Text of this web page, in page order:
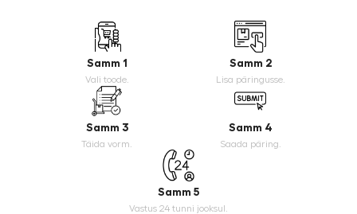
Samm 1
Vali toode.
Samm 2
Lisa päringusse.
Samm 3
Täida vorm.
Samm 4
Saada päring.
Samm 5
Vastus 24 tunni jooksul.